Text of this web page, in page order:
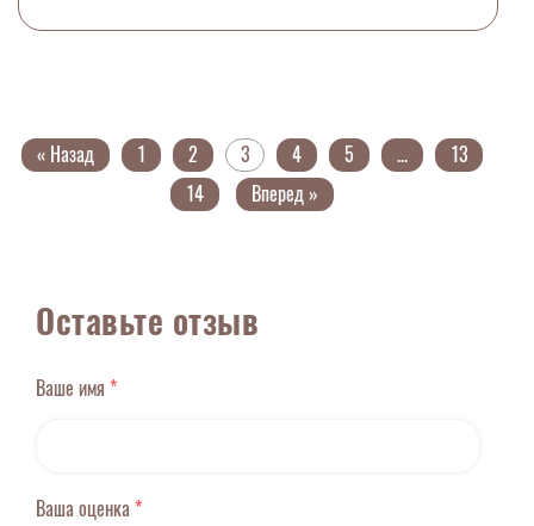
« Назад 1 2 3 4 5 ...
13
14
Вперед »
Оставьте отзыв
Ваше имя *
Ваша оценка *